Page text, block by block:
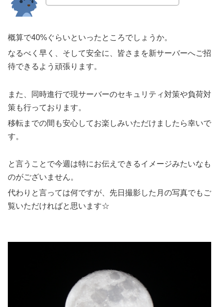
概算で40%ぐらいといったところでしょうか。
なるべく早く、そして安全に、皆さまを新サーバーへご招
待できるよう頑張ります。
また、同時進行で現サーバーのセキュリティ対策や負荷対
策も行っております。
移転までの間も安心してお楽しみいただけましたら幸いで
す。
と言うことで今週は特にお伝えできるイメージみたいなも
のがございません。
代わりと言っては何ですが、先日撮影した月の写真でもご
覧いただければと思います☆